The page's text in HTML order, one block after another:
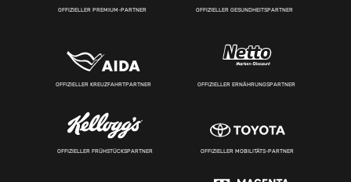
OFFIZIELLER PREMIUM-PARTNER OFFIZIELLER GESUNDHEITSPARTNER
OFFIZIELLER KREUZFAHRTPARTNER OFFIZIELLER ERNÄHRUNGSPARTNER
OFFIZIELLER FRÜHSTÜCKSPARTNER OFFIZIELLER MOBILITÄTS-PARTNER